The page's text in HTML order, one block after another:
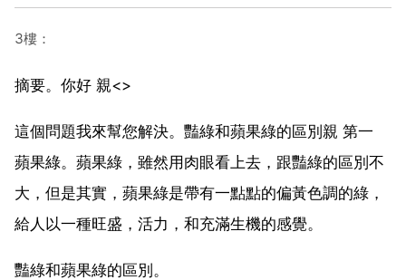
3樓：
摘要。你好 親<>
這個問題我來幫您解決。豔綠和蘋果綠的區別親 第一
蘋果綠。蘋果綠，雖然用肉眼看上去，跟豔綠的區別不
大，但是其實，蘋果綠是帶有一點點的偏黃色調的綠，
給人以一種旺盛，活力，和充滿生機的感覺。
豔綠和蘋果綠的區別。